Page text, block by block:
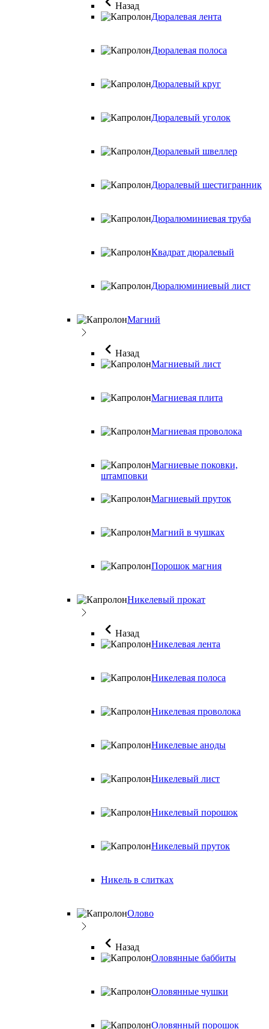
Назад
Дюралевая лента
Дюралевая полоса
Дюралевый круг
Дюралевый уголок
Дюралевый швеллер
Дюралевый шестигранник
Дюралюминиевая труба
Квадрат дюралевый
Дюралюминиевый лист
Магний
Назад
Магниевый лист
Магниевая плита
Магниевая проволока
Магниевые поковки,
штамповки
Магниевый пруток
Магний в чушках
Порошок магния
Никелевый прокат
Назад
Никелевая лента
Никелевая полоса
Никелевая проволока
Никелевые аноды
Никелевый лист
Никелевый порошок
Никелевый пруток
Никель в слитках
Олово
Назад
Оловянные баббиты
Оловянные чушки
Оловянный порошок